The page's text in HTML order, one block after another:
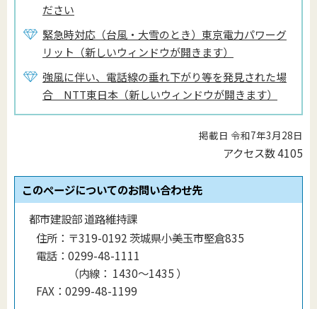
ださい
緊急時対応（台風・大雪のとき）東京電力パワーグ
リット（新しいウィンドウが開きます）
強風に伴い、電話線の垂れ下がり等を発見された場
合＿NTT東日本（新しいウィンドウが開きます）
掲載日 令和7年3月28日
アクセス数4105
このページについてのお問い合わせ先
都市建設部 道路維持課
住所： 〒319-0192 茨城県小美玉市堅倉835
電話： 0299-48-1111
（内線 ： 1430〜1435 ）
FAX： 0299-48-1199